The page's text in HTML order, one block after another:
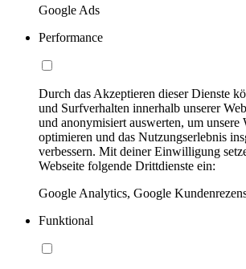
Google Ads
Performance
Durch das Akzeptieren dieser Dienste
und Surfverhalten innerhalb unserer
und anonymisiert auswerten, um unsere
optimieren und das Nutzungserlebnis
verbessern. Mit deiner Einwilligung
Webseite folgende Drittdienste ein:
Google Analytics, Google
Funktional